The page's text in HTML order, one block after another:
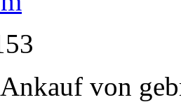
Ankauf von